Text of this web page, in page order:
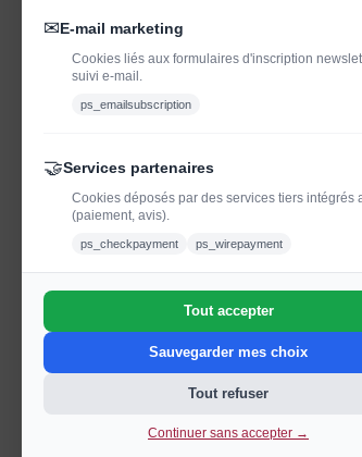
✉E-mail marketing
Cookies liés aux formulaires d'inscription
suivi e-mail.
ps_emailsubscription
🤝Services partenaires
Cookies déposés par des services tiers intégrés
(paiement, avis).
ps_checkpayment ps_wirepayment
Tout accepter
Sauvegarder mes choix
Tout refuser
Continuer sans accepter →